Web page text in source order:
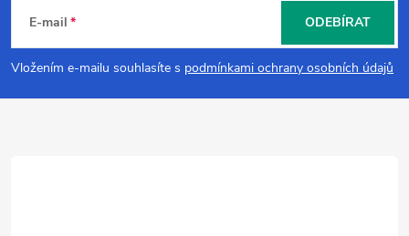
p
a
E-mail
Vložením e-mailu souhlasíte s podmínkami ochrany osobních údajů
ODEBÍRAT